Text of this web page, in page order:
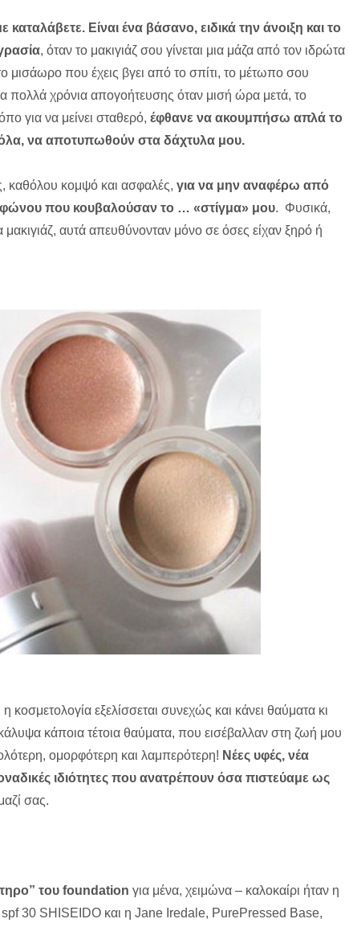
Είναι ένα βάσανο, ειδικά την άνοιξη και το
, όταν το μακιγιάζ σου γίνεται μια μάζα από τον ιδρώτα
μισάωρο που έχεις βγει από το σπίτι, το μέτωπο σου
πολλά χρόνια απογοήτευσης όταν μισή ώρα μετά, το
για να μείνει σταθερό, έφθανε να ακουμπήσω απλά το
να αποτυπωθούν στα δάχτυλα μου.
καθόλου κομψό και ασφαλές, για να μην αναφέρω από
που κουβαλούσαν το … «στίγμα» μου. Φυσικά,
αυτά απευθύνονταν μόνο σε όσες είχαν ξηρό ή
εξελίσσεται συνεχώς και κάνει θαύματα κι
κάποια τέτοια θαύματα, που εισέβαλλαν στη ζωή μου
ομορφότερη και λαμπερότερη! Νέες υφές, νέα
ιδιότητες που ανατρέπουν όσα πιστεύαμε ως
σας.
του foundation για μένα, χειμώνα – καλοκαίρι ήταν η
30 SHISEIDO και η Jane Iredale, PurePressed Base,